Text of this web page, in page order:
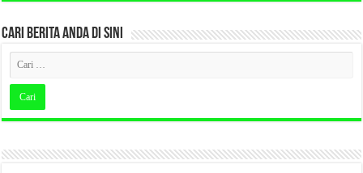
CARI BERITA ANDA DI SINI